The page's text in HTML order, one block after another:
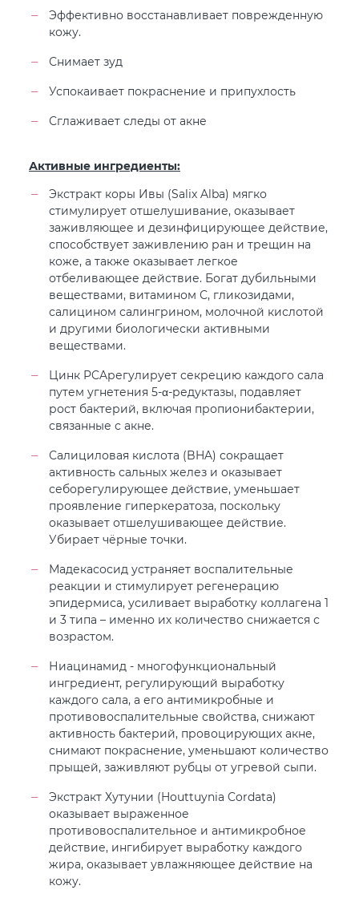
Эффективно восстанавливает поврежденную
кожу.
Снимает зуд
Успокаивает покраснение и припухлость
Сглаживает следы от акне
Активные ингредиенты:
Экстракт коры Ивы (Salix Alba) мягко
стимулирует отшелушивание, оказывает
заживляющее и дезинфицирующее действие,
способствует заживлению ран и трещин на
коже, а также оказывает легкое
отбеливающее действие. Богат дубильными
веществами, витамином С, гликозидами,
салицином салингрином, молочной кислотой
и другими биологически активными
веществами.
Цинк PCAрегулирует секрецию каждого сала
путем угнетения 5-α-редуктазы, подавляет
рост бактерий, включая пропионибактерии,
связанные с акне.
Салициловая кислота (BHA) сокращает
активность сальных желез и оказывает
себорегулирующее действие, уменьшает
проявление гиперкератоза, поскольку
оказывает отшелушивающее действие.
Убирает чёрные точки.
Мадекасосид устраняет воспалительные
реакции и стимулирует регенерацию
эпидермиса, усиливает выработку коллагена 1
и 3 типа – именно их количество снижается с
возрастом.
Ниацинамид - многофункциональный
ингредиент, регулирующий выработку
каждого сала, а его антимикробные и
противовоспалительные свойства, снижают
активность бактерий, провоцирующих акне,
снимают покраснение, уменьшают количество
прыщей, заживляют рубцы от угревой сыпи.
Экстракт Хутунии (Houttuynia Cordata)
оказывает выраженное
противовоспалительное и антимикробное
действие, ингибирует выработку каждого
жира, оказывает увлажняющее действие на
кожу.